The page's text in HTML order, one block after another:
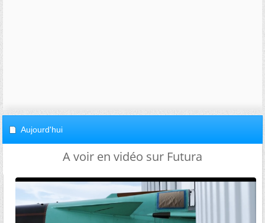
Aujourd'hui
A voir en vidéo sur Futura